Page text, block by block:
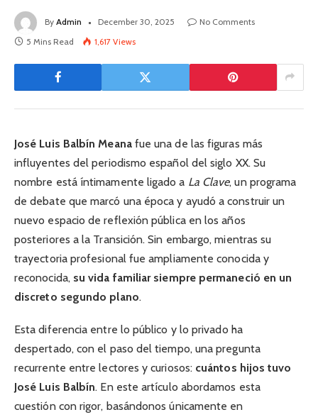
By Admin December 30, 2025
No Comments
5 Mins Read
1,617 Views
José Luis Balbín Meanafue una de las figuras más
influyentes del periodismo español del siglo XX. Su
nombre está íntimamente ligado a La Clave, un programa
de debate que marcó una época y ayudó a construir un
nuevo espacio de reflexión pública en los años
posteriores a la Transición. Sin embargo, mientras su
trayectoria profesional fue ampliamente conocida y
reconocida, su vida familiar siempre permaneció en un
discreto segundo plano.
Esta diferencia entre lo público y lo privado ha
despertado, con el paso del tiempo, una pregunta
recurrente entre lectores y curiosos: cuántos hijos tuvo
José Luis Balbín. En este artículo abordamos esta
cuestión con rigor, basándonos únicamente en